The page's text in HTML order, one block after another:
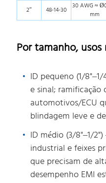
2″ 48-14-30
30 AWG ≈
mm
Por tamanho,
ID pequeno (1/
e sinal; ramificação
automotivos/ECU
blindagem leve e
ID médio (3/8"–1/
industrial e feixes
que precisam de
desempenho EMI